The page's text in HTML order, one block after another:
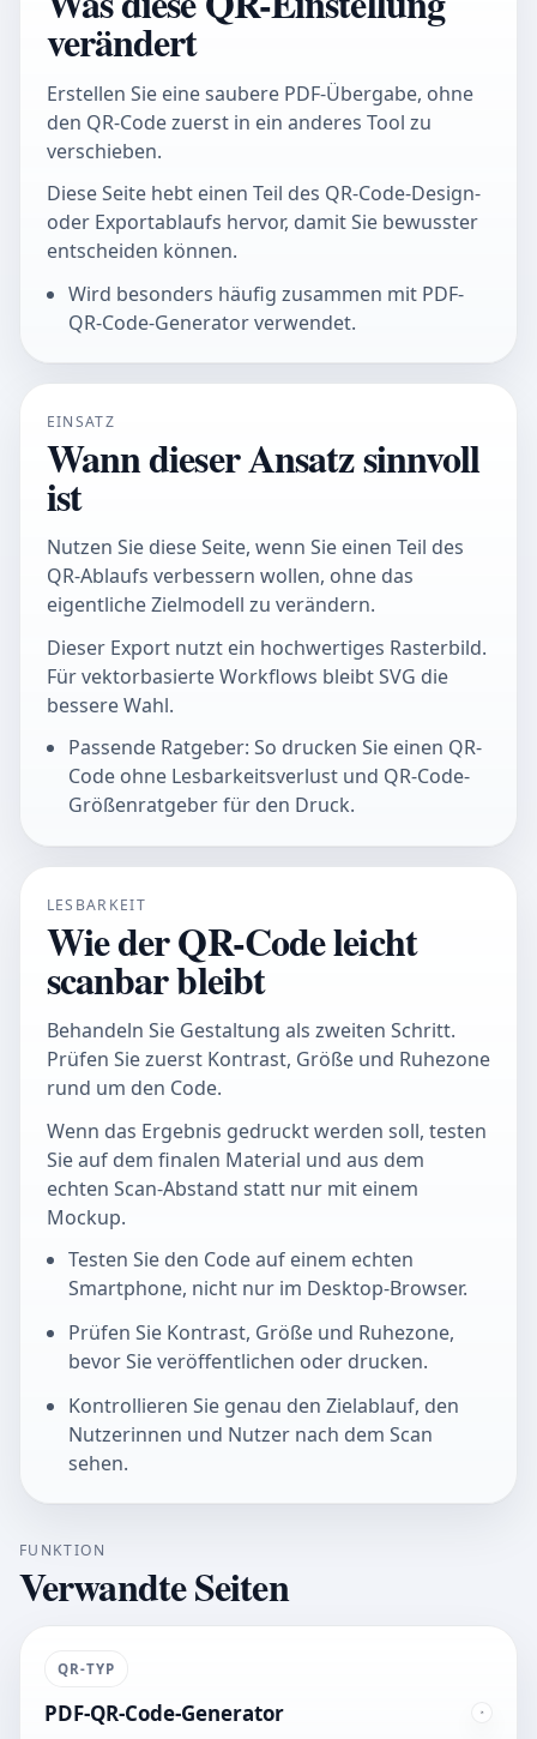
verändert
Erstellen Sie eine saubere PDF-Übergabe, ohne
den QR-Code zuerst in ein anderes Tool zu
verschieben.
Diese Seite hebt einen Teil des QR-Code-Design-
oder Exportablaufs hervor, damit Sie bewusster
entscheiden können.
Wird besonders häufig zusammen mit PDF-
QR-Code-Generator verwendet.
EINSATZ
Wann dieser Ansatz sinnvoll
ist
Nutzen Sie diese Seite, wenn Sie einen Teil des
QR-Ablaufs verbessern wollen, ohne das
eigentliche Zielmodell zu verändern.
Dieser Export nutzt ein hochwertiges Rasterbild.
Für vektorbasierte Workflows bleibt SVG die
bessere Wahl.
Passende Ratgeber: So drucken Sie einen QR-
Code ohne Lesbarkeitsverlust und QR-Code-
Größenratgeber für den Druck.
LESBARKEIT
Wie der QR-Code leicht
scanbar bleibt
Behandeln Sie Gestaltung als zweiten Schritt.
Prüfen Sie zuerst Kontrast, Größe und Ruhezone
rund um den Code.
Wenn das Ergebnis gedruckt werden soll, testen
Sie auf dem finalen Material und aus dem
echten Scan-Abstand statt nur mit einem
Mockup.
Testen Sie den Code auf einem echten
Smartphone, nicht nur im Desktop-Browser.
Prüfen Sie Kontrast, Größe und Ruhezone,
bevor Sie veröffentlichen oder drucken.
Kontrollieren Sie genau den Zielablauf, den
Nutzerinnen und Nutzer nach dem Scan
sehen.
FUNKTION
Verwandte Seiten
QR-TYP
PDF-QR-Code-Generator